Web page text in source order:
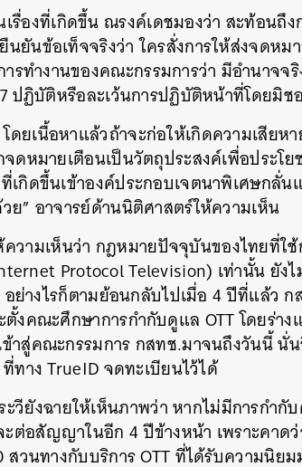
รื่องที่เกิดขึ้น ณรงค์เดชมองว่า สะท้อนถึ
ยันข้อเท็จจริงว่า ใครสั่งการให้ส่งจดหม
รทำงานของคณะกรรมการว่า มีอำนาจจ
ปฏิบัติหรือละเว้นการปฏิบัติหน้าที่โดยมิ
โดยเนื้อหาแล้วถ้าจะก่อให้เกิดความเสี
ดหมายเตือนเป็นวัตถุประสงค์เพื่อประ
เกิดขึ้นเข้าองค์ประกอบเจตนาพิเศษกลั่
ย” อาจารย์ด้านนิติศาสตร์ให้ความเห็น
วามเห็นว่า กฎหมายปัจจุบันของไทยที่
Protocol Television) เท่านั้น ยัง
ย่างไรก็ตามย้อนกลับไปเมื่อ 4 ปีที่แล้ว
งคณะศึกษาการกำกับดูแล OTT โดยร่า
าสู่คณะกรรมการ กสทช.มาจนถึงวันนี้ นั่น
ทาง TrueID จดทะเบียนไว้ได้
วียังฉายให้เห็นภาพว่า หากไม่มีการกำกั
ต่อสัญญาในอีก 4 ปีข้างหน้า เพราะคา
สวนทางกับบริการ OTT ที่ได้รับความนิย